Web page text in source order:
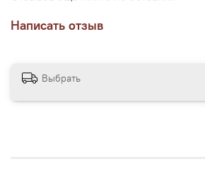
пропорций картин. Покупая
магазине "Настене.рф", вы
точную копию мирового шедевра,
Написать отзыв
Выбрать